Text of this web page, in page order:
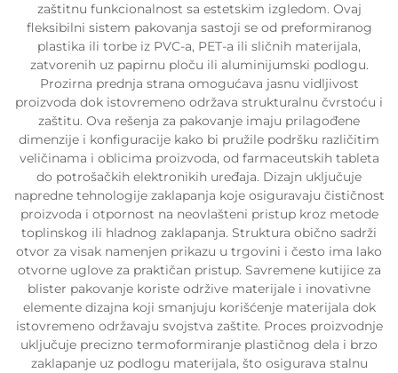
zaštitnu funkcionalnost sa estetskim izgledom. Ovaj
fleksibilni sistem pakovanja sastoji se od preformiranog
plastika ili torbe iz PVC-a, PET-a ili sličnih materijala,
zatvorenih uz papirnu ploču ili aluminijumski podlogu.
Prozirna prednja strana omogućava jasnu vidljivost
proizvoda dok istovremeno održava strukturalnu čvrstoću i
zaštitu. Ova rešenja za pakovanje imaju prilagođene
dimenzije i konfiguracije kako bi pružile podršku različitim
veličinama i oblicima proizvoda, od farmaceutskih tableta
do potrošačkih elektronikih uređaja. Dizajn uključuje
napredne tehnologije zaklapanja koje osiguravaju čističnost
proizvoda i otpornost na neovlašteni pristup kroz metode
toplinskog ili hladnog zaklapanja. Struktura obično sadrži
otvor za visak namenjen prikazu u trgovini i često ima lako
otvorne uglove za praktičan pristup. Savremene kutijice za
blister pakovanje koriste održive materijale i inovativne
elemente dizajna koji smanjuju korišćenje materijala dok
istovremeno održavaju svojstva zaštite. Proces proizvodnje
uključuje precizno termoformiranje plastičnog dela i brzo
zaklapanje uz podlogu materijala, što osigurava stalnu